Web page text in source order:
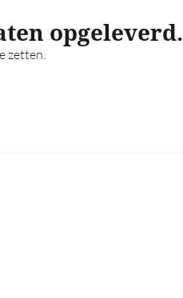
opgeleverd.
zetten.